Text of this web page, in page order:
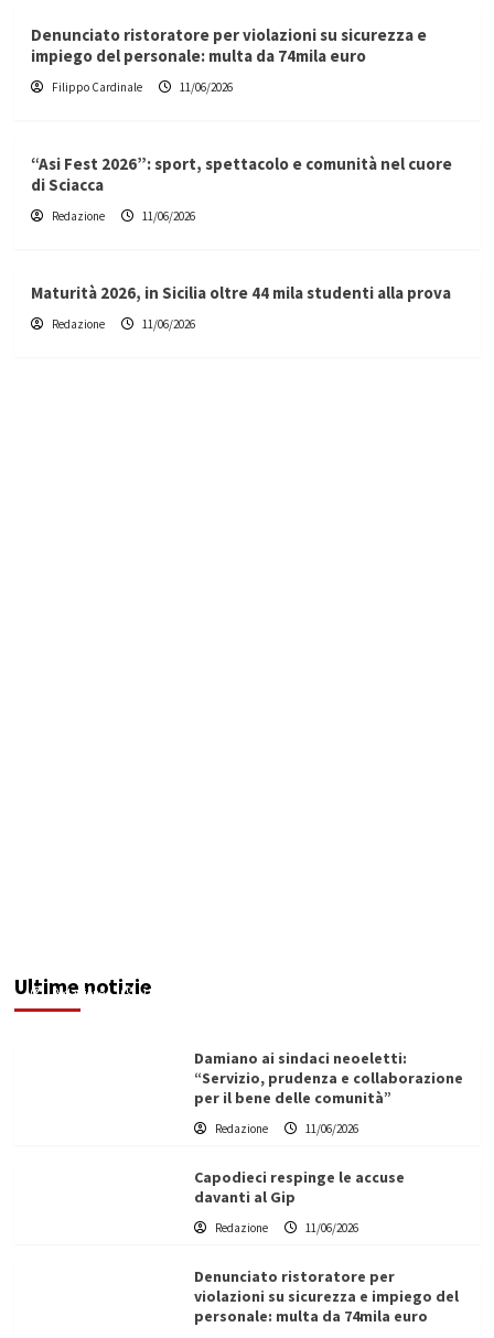
Denunciato ristoratore per violazioni su sicurezza e
impiego del personale: multa da 74mila euro
Filippo Cardinale 11/06/2026
“Asi Fest 2026”: sport, spettacolo e comunità nel cuore
di Sciacca
Redazione 11/06/2026
Maturità 2026, in Sicilia oltre 44 mila studenti alla prova
Redazione 11/06/2026
Ultime notizie
Redazione 11/06/2026
Damiano ai sindaci neoeletti:
“Servizio, prudenza e collaborazione
per il bene delle comunità”
Redazione 11/06/2026
Capodieci respinge le accuse
davanti al Gip
Redazione 11/06/2026
Denunciato ristoratore per
violazioni su sicurezza e impiego del
personale: multa da 74mila euro